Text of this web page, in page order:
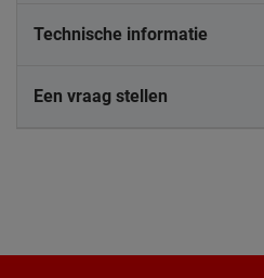
Technische informatie
Een vraag stellen